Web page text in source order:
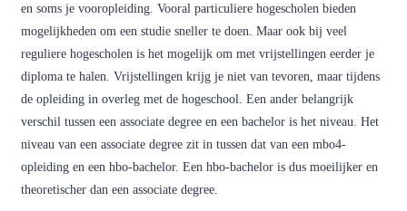
en soms je vooropleiding. Vooral particuliere hogescholen bieden
mogelijkheden om een studie sneller te doen. Maar ook bij veel
reguliere hogescholen is het mogelijk om met vrijstellingen eerder je
diploma te halen. Vrijstellingen krijg je niet van tevoren, maar tijdens
de opleiding in overleg met de hogeschool. Een ander belangrijk
verschil tussen een associate degree en een bachelor is het niveau. Het
niveau van een associate degree zit in tussen dat van een mbo4-
opleiding en een hbo-bachelor. Een hbo-bachelor is dus moeilijker en
theoretischer dan een associate degree.